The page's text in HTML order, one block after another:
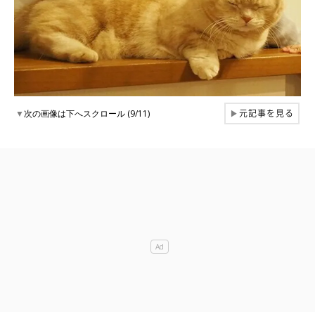
▼次の画像は下へスクロール (9/11) ▶元記事を見る